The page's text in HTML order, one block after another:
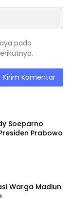
pada
Soeparno
Prabowo
Warga Madiun